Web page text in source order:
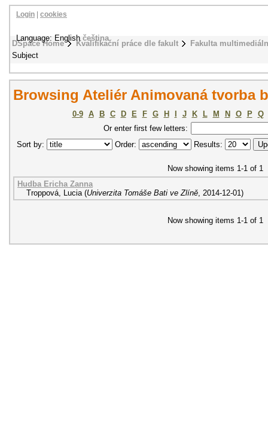
DSpace Home Kvalifikační práce dle fakult
Fakulta
Subject
Login cookies
Language: Englishčeština
Browsing Ateliér Animovaná tvorba
0-9 A B C D E F G H J K L M N O P
Q
Or enter first few letters:
Sort by:
Order: Results:
Now showing items 1-1 of 1
Hudba Ericha Zanna
Troppová, Lucia (Univerzita Tomáše Bati ve Zlíně, 2014-12-01)
Now showing items 1-1 of 1